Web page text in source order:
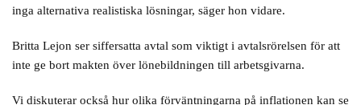
inga alternativa realistiska lösningar, säger hon vidare.
Britta Lejon ser siffersatta avtal som viktigt i avtalsrörelsen för att
inte ge bort makten över lönebildningen till arbetsgivarna.
Vi diskuterar också hur olika förväntningarna på inflationen kan se